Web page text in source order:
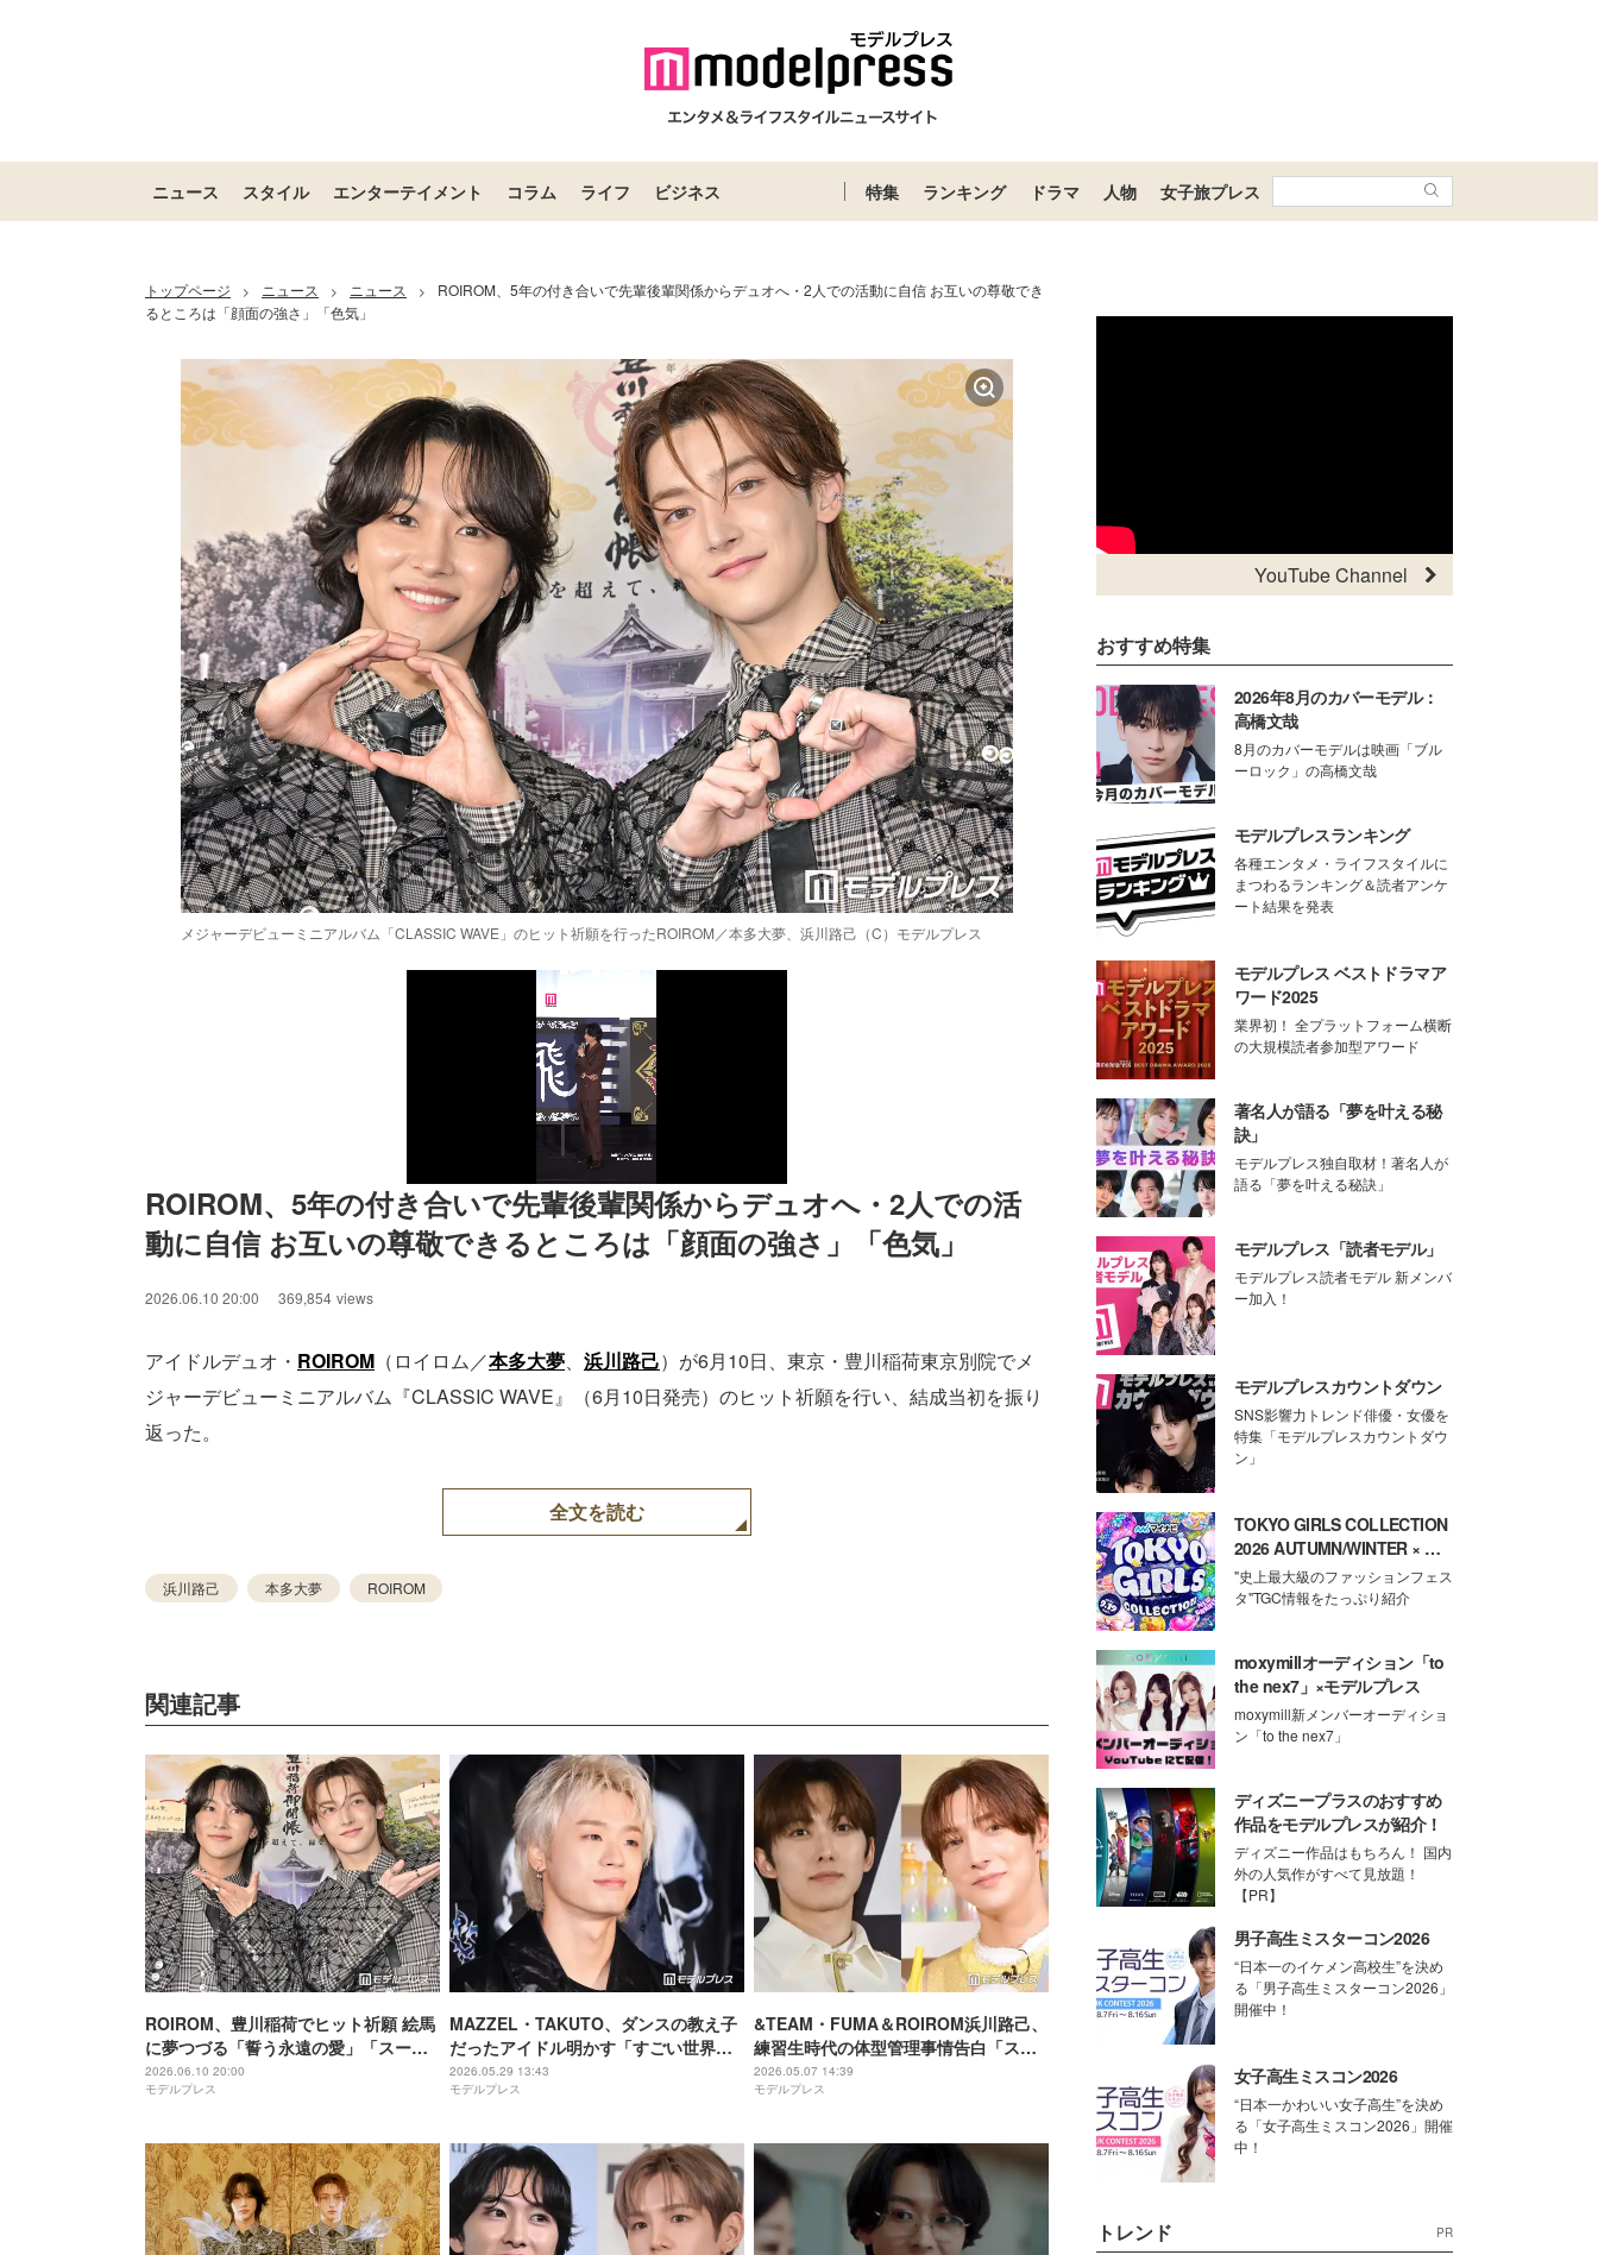
ニュース スタイル エンターテイメント コラム ライフ ビジネス 特集 ランキング ドラマ 人物 女子旅プレス
トップページ > ニュース > ニュース >
ROIROM、5年の付き合いで先輩後輩関係からデュオへ・2人での活動に自信 お互いの尊敬でき
るところは「顔面の強さ」「色気」
メジャーデビューミニアルバム「CLASSIC WAVE」のヒット祈願を行ったROIROM／本多大夢、浜川路己（C）モデルプレス
ROIROM、5年の付き合いで先輩後輩関係からデュオへ・2人での活
動に自信 お互いの尊敬できるところは「顔面の強さ」「色気」
2026.06.10 20:00 369,854 views
アイドルデュオ・ ROIROM （ロイロム／本多大夢、 浜川路己）が6月10日、東京・豊川稲荷東京別院でメ
ジャーデビューミニアルバム『CLASSIC WAVE』（6月10日発売）のヒット祈願を行い、結成当初を振り
返った。
全文を読む
浜川路己 本多大夢 ROIROM
関連記事
ROIROM、豊川稲荷でヒット祈願 絵馬
に夢つづる「誓う永遠の愛」「スーパ
ーアイドル」
2026.06.10 20:00
モデルプレス
MAZZEL・TAKUTO、ダンスの教え子
だったアイドル明かす「すごい世界
線」「神エピソード」と話題
2026.05.29 13:43
モデルプレス
&TEAM・FUMA＆ROIROM浜川路己、
練習生時代の体型管理事情告白「スト
イックすぎる」「デビューして再会す
るの感動」と反響相次ぐ
2026.05.07 14:39
モデルプレス
YouTube Channel
おすすめ特集
2026年8月のカバーモデル：
高橋文哉
8月のカバーモデルは映画「ブル
ーロック」の高橋文哉
モデルプレスランキング
各種エンタメ・ライフスタイルに
まつわるランキング＆読者アンケ
ート結果を発表
モデルプレス ベストドラマア
ワード2025
業界初！ 全プラットフォーム横断
の大規模読者参加型アワード
著名人が語る「夢を叶える秘
訣」
モデルプレス独自取材！著名人が
語る「夢を叶える秘訣」
モデルプレス「読者モデル」
モデルプレス読者モデル 新メンバ
ー加入！
モデルプレスカウントダウン
SNS影響力トレンド俳優・女優を
特集「モデルプレスカウントダウ
ン」
TOKYO GIRLS COLLECTION
2026 AUTUMN/WINTER × モ
デルプレス
"史上最大級のファッションフェス
タ"TGC情報をたっぷり紹介
moxymillオーディション「to
the nex7」×モデルプレス
moxymill新メンバーオーディショ
ン「to the nex7」
ディズニープラスのおすすめ
作品をモデルプレスが紹介！
ディズニー作品はもちろん！ 国内
外の人気作がすべて見放題！
【PR】
男子高生ミスターコン2026
“日本一のイケメン高校生”を決め
る「男子高生ミスターコン2026」
開催中！
女子高生ミスコン2026
“日本一かわいい女子高生”を決め
る「女子高生ミスコン2026」開催
中！
トレンド PR